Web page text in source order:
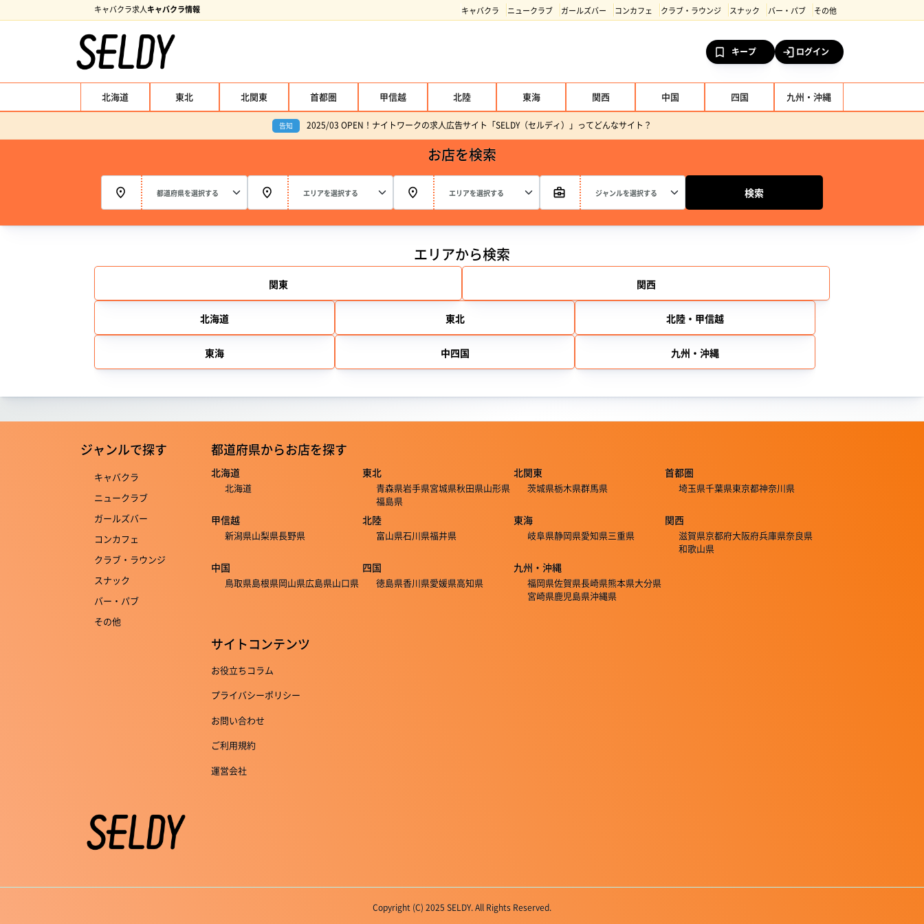
キャバクラ求人キャバクラ情報 キャバクラ ニュークラブ ガールズバー コンカフェ クラブ・ラウンジ スナック バー・パブ その他
キープ ログイン
北海道 東北 北関東 首都圏 甲信越 北陸 東海 関西 中国 四国 九州・沖縄
告知 2025/03 OPEN！ナイトワークの求人広告サイト「SELDY（セルディ）」ってどんなサイト？
お店を検索
エリアから検索
関東 関西
北海道 東北 北陸・甲信越
東海 中四国 九州・沖縄
ジャンルで探す
キャバクラ
ニュークラブ
ガールズバー
コンカフェ
クラブ・ラウンジ
スナック
バー・パブ
その他
都道府県からお店を探す
北海道
北海道
東北
青森県岩手県宮城県秋田県山形県
福島県
北関東
茨城県栃木県群馬県
首都圏
埼玉県千葉県東京都神奈川県
甲信越
新潟県山梨県長野県
北陸
富山県石川県福井県
東海
岐阜県静岡県愛知県三重県
関西
滋賀県京都府大阪府兵庫県奈良県
和歌山県
中国
鳥取県島根県岡山県広島県山口県
四国
徳島県香川県愛媛県高知県
九州・沖縄
福岡県佐賀県長崎県熊本県大分県
宮崎県鹿児島県沖縄県
サイトコンテンツ
お役立ちコラム
プライバシーポリシー
お問い合わせ
ご利用規約
運営会社
Copyright (C) 2025 SELDY. All Rights Reserved.